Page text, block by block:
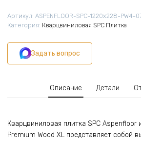
м2),
Премиум
XL
Дуб
Рочестер
Артикул: ASPENFLOOR-SPC-1220х228-PW4-
Категория: Кварцвиниловая SPC Плитка
Задать вопрос
Описание Детали
Кварцвиниловая плитка SPC Aspenfloor
Premium Wood XL представляет собой